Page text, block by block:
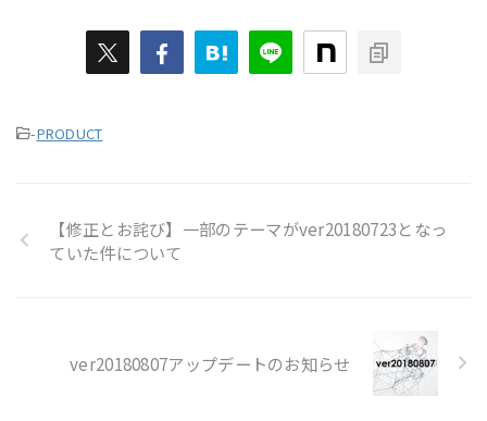
-PRODUCT
【修正とお詫び】一部のテーマがver20180723となっ
ていた件について
ver20180807アップデートのお知らせ